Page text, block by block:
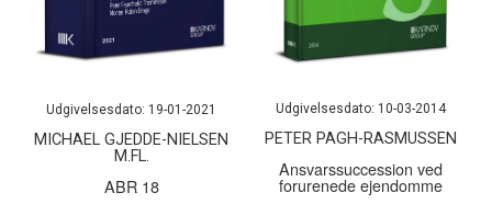
Udgivelsesdato: 19-01-2021
MICHAEL GJEDDE-NIELSEN
M.FL.
ABR 18
Udgivelsesdato: 10-03-2014
PETER PAGH-RASMUSSEN
Ansvarssuccession ved
forurenede ejendomme